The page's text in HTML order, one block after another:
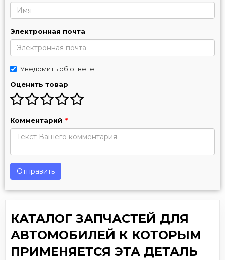
Электронная почта
Уведомить об ответе
Оценить товар
Комментарий *
Отправить
КАТАЛОГ ЗАПЧАСТЕЙ ДЛЯ
АВТОМОБИЛЕЙ К КОТОРЫМ
ПРИМЕНЯЕТСЯ ЭТА ДЕТАЛЬ